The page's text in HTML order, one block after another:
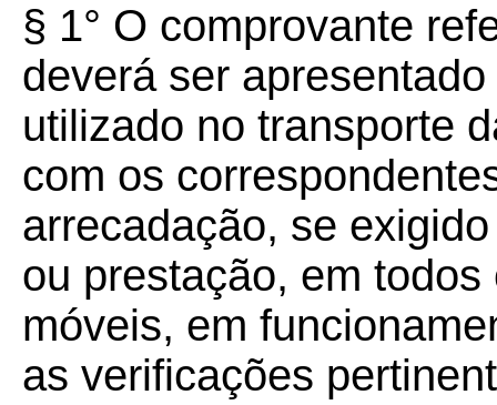
§ 1° O comprovante
deverá ser
utilizado no transporte
com os
arrecadação, se
ou prestação, em
móveis, em
as verificações